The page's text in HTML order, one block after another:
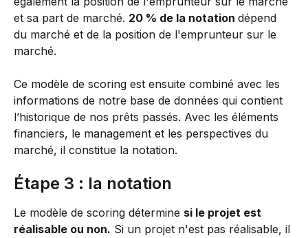
et sa part de marché. 20 % de la notation dépend
du marché et de la position de l'emprunteur sur le
marché.
Ce modèle de scoring est ensuite combiné avec les
informations de notre base de données qui contient
l’historique de nos prêts passés. Avec les éléments
financiers, le management et les perspectives du
marché, il constitue la notation.
Étape 3 : la notation
Le modèle de scoring détermine si le projet est
réalisable ou non. Si un projet n'est pas réalisable, il